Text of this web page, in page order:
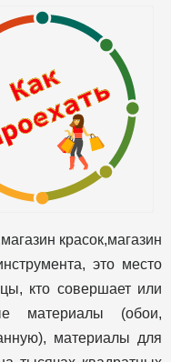
красок,магазин
это место
кто совершает или
материалы (обои,
материалы для